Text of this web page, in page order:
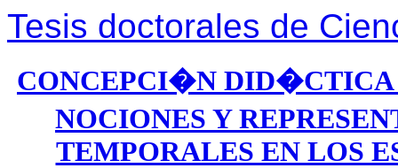
Tesis doctorales de
CONCEPCI�N
NOCIONES Y
TEMPORALES EN LOS